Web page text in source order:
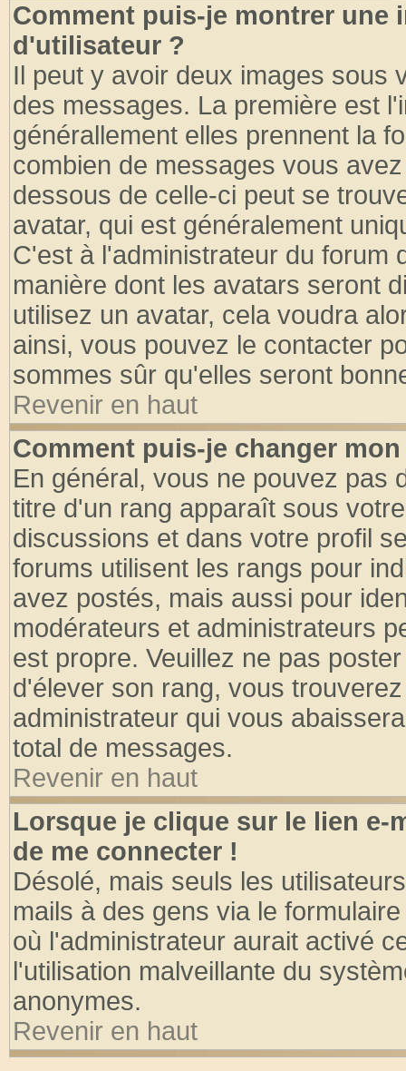
Comment puis-je montrer une
d'utilisateur ?
Il peut y avoir deux images sous
des messages. La première est
générallement elles prennent la
combien de messages vous
dessous de celle-ci peut se
avatar, qui est généralement
C'est à l'administrateur du forum
manière dont les avatars seront
utilisez un avatar, cela voudra
ainsi, vous pouvez le contacter
sommes sûr qu'elles seront
Revenir en haut
Comment puis-je changer
En général, vous ne pouvez pas
titre d'un rang apparaît sous
discussions et dans votre profil
forums utilisent les rangs pour
avez postés, mais aussi pour
modérateurs et administrateurs
est propre. Veuillez ne pas
d'élever son rang, vous
administrateur qui vous
total de messages.
Revenir en haut
Lorsque je clique sur le lien e-
de me connecter !
Désolé, mais seuls les
mails à des gens via le
où l'administrateur aurait activé
l'utilisation malveillante du
anonymes.
Revenir en haut